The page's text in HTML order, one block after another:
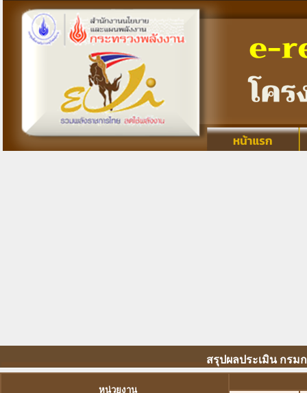
สรุปผลประเมิน กรม
หน่วยงาน